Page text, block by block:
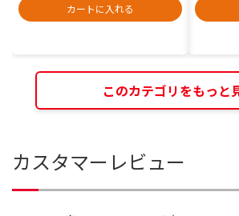
カートに入れる
このカテゴリをもっと
カスタマーレビュー